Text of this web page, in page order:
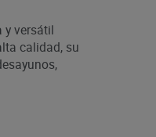
y versátil
calidad, su